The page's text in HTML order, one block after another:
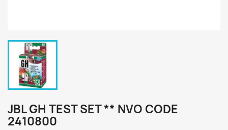
JBL GH TEST SET ** NVO CODE
2410800